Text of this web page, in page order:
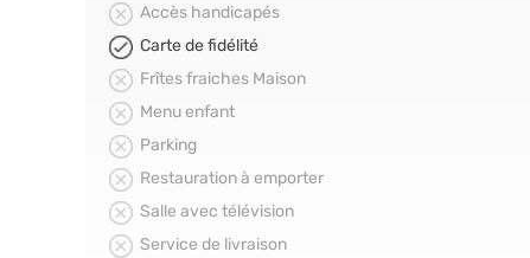
Accès handicapés
Carte de fidélité
Frîtes fraiches Maison
Menu enfant
Parking
Restauration à emporter
Salle avec télévision
Service de livraison